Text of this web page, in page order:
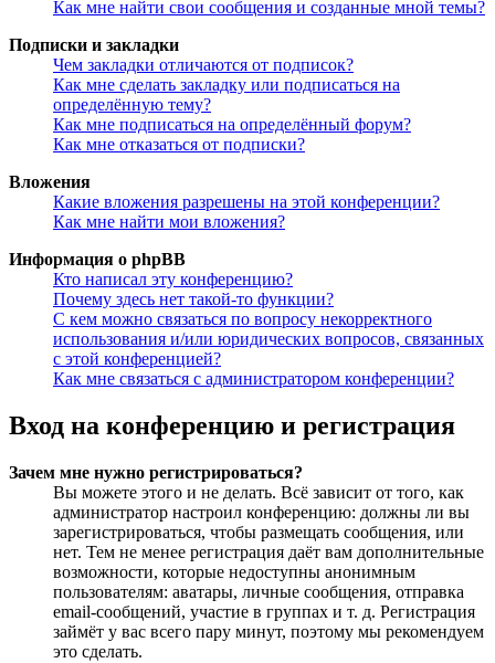
Как мне найти свои сообщения и созданные мной темы?
Подписки и закладки
Чем закладки отличаются от подписок?
Как мне сделать закладку или подписаться на
определённую тему?
Как мне подписаться на определённый форум?
Как мне отказаться от подписки?
Вложения
Какие вложения разрешены на этой конференции?
Как мне найти мои вложения?
Информация о phpBB
Кто написал эту конференцию?
Почему здесь нет такой-то функции?
С кем можно связаться по вопросу некорректного
использования и/или юридических вопросов, связанных
с этой конференцией?
Как мне связаться с администратором конференции?
Вход на конференцию и регистрация
Зачем мне нужно регистрироваться?
Вы можете этого и не делать. Всё зависит от того, как
администратор настроил конференцию: должны ли вы
зарегистрироваться, чтобы размещать сообщения, или
нет. Тем не менее регистрация даёт вам дополнительные
возможности, которые недоступны анонимным
пользователям: аватары, личные сообщения, отправка
email-сообщений, участие в группах и т. д. Регистрация
займёт у вас всего пару минут, поэтому мы рекомендуем
это сделать.